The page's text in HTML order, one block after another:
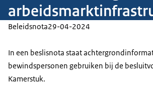
Beleidsnota29-04-2024
In een beslisnota staat
bewindspersonen gebruiken bij de
Kamerstuk.